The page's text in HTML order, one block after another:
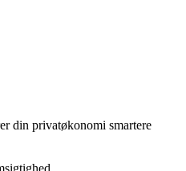
din privatøkonomi smartere